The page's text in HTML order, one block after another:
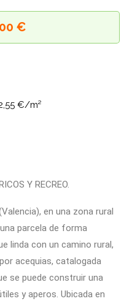
€
€/m²
Y RECREO.
en una zona rural
parcela de forma
linda con un camino rural,
acequias, catalogada
se puede construir una
y aperos. Ubicada en